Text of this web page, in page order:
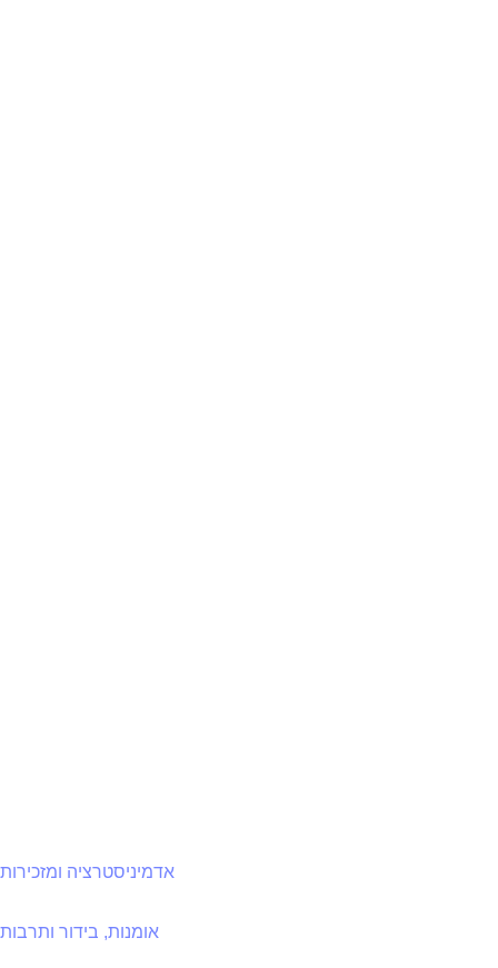
אדמיניסטרציה ומזכירות
אומנות, בידור ותרבות